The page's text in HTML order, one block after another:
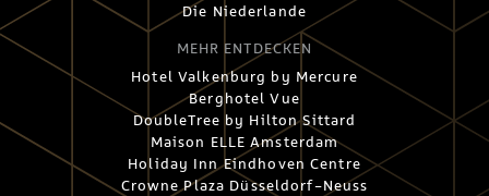
Die Niederlande
MEHR ENTDECKEN
Hotel Valkenburg by Mercure
Berghotel Vue
DoubleTree by Hilton Sittard
Maison ELLE Amsterdam
Holiday Inn Eindhoven Centre
Crowne Plaza Düsseldorf-Neuss